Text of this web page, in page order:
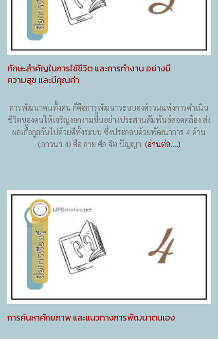
ทักษะสำคัญในการใช้ชีวิต และการทำงาน อย่างมี
ความสุข และมีคุณค่า
การพัฒนาคนทั้งคน ก็คือการพัฒนาระบบองค์รวมแห่งการดำเนิน
ชีวิตของคนให้เจริญงอกงามขึ้นอย่างประสานสัมพันธ์สอดคล้อง ส่ง
ผลเกื้อกูลกันไปด้วยดีทั้งระบบ ซึ่งประกอบด้วยพัฒนาการ 4 ด้าน
(ภาวนา 4) คือ กาย ศีล จิต ปัญญา (อ่านต่อ....)
การค้นหาศักยภาพ และแนวทางการพัฒนาตนเอง